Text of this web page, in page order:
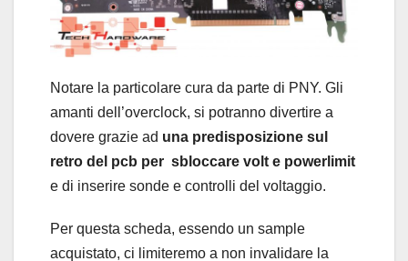
Notare la particolare cura da parte di PNY. Gli
amanti dell’overclock, si potranno divertire a
dovere grazie ad una predisposizione sul
retro del pcb per sbloccare volt e powerlimit
e di inserire sonde e controlli del voltaggio.
Per questa scheda, essendo un sample
acquistato, ci limiteremo a non invalidare la